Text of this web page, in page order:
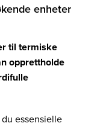
enheter
til termiske
opprettholde
essensielle